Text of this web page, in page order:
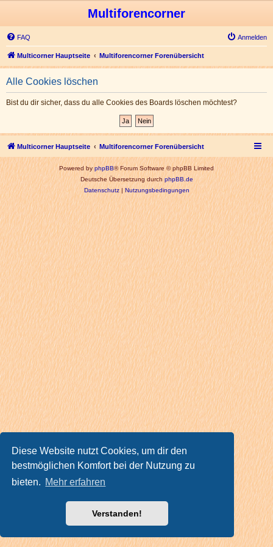
Diese Website nutzt Cookies, um dir den
bestmöglichen Komfort bei der Nutzung zu
bieten. Mehr erfahren
Verstanden!
Multiforencorner
FAQ Anmelden
Multicorner Hauptseite Multiforencorner Forenübersicht
Alle Cookies löschen
Bist du dir sicher, dass du alle Cookies des Boards löschen möchtest?
Multicorner Hauptseite Multiforencorner Forenübersicht
Powered byphpBB® Forum Software © phpBB Limited
Deutsche Übersetzung durchphpBB.de
Datenschutz|Nutzungsbedingungen